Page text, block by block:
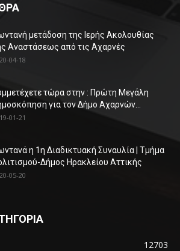
μετάδοση της Ιερής Ακολουθίας
Αναστάσεως από τις Αχαρνές
04-18
τώρα στην : Πρώτη Μεγάλη
για τον Δήμο Αχαρνών...
01-21
η 1η Διαδικτυακή Συναυλία | Τμήμα
Δήμος Ηρακλείου Αττικής
05-20
12703